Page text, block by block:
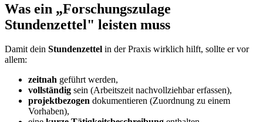
Was ein „Forschungszulage
Stundenzettel" leisten muss
Damit dein Stundenzettel in der Praxis wirklich hilft, sollte er vor
allem:
zeitnah geführt werden,
vollständig sein (Arbeitszeit nachvollziehbar erfassen),
projektbezogen dokumentieren (Zuordnung zu einem
Vorhaben),